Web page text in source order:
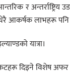
र
धेरै आकर्षक लाभहरू
यात्रा।
दिइने विशेष अफर